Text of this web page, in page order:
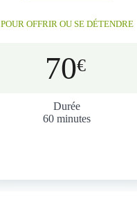
POUR OFFRIR OU SE DÉTENDRE
70€
Durée
60 minutes